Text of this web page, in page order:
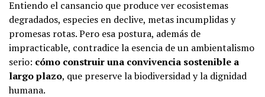
Entiendo el cansancio que produce ver ecosistemas
degradados, especies en declive, metas incumplidas y
promesas rotas. Pero esa postura, además de
impracticable, contradice la esencia de un ambientalismo
serio: cómo construir una convivencia sostenible a
largo plazo, que preserve la biodiversidad y la dignidad
humana.